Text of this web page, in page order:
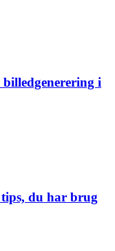
i
tips, du har brug